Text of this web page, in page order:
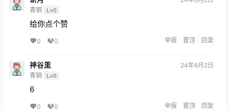
青铜 Lv0
给你点个赞
0 0 举报 置顶 回复
神谷熏
青铜 Lv0
24年6月2日
6
0 0 举报 置顶 回复